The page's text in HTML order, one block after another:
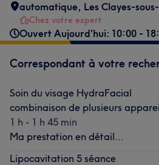
automatique, Les Clayes-
Chez votre expert
Ouvert Aujourd'hui: 10:00 -
Correspondant à votre
Soin du visage HydraFacial
combinaison de plusieurs
1 h - 1 h 45 min
Ma prestation en détail...
Lipocavitation 5 séance